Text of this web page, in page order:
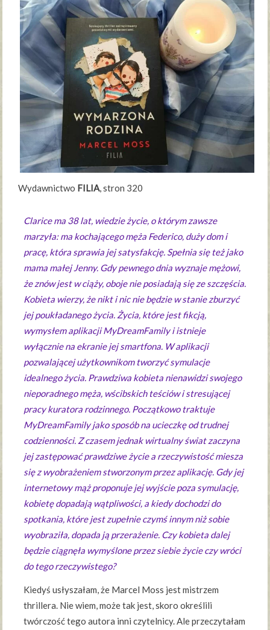
Wydawnictwo FILIA, stron 320
Clarice ma 38 lat, wiedzie życie, o którym zawsze
marzyła: ma kochającego męża Federico, duży dom i
pracę, która sprawia jej satysfakcję. Spełnia się też jako
mama małej Jenny. Gdy pewnego dnia wyznaje mężowi,
że znów jest w ciąży, oboje nie posiadają się ze szczęścia.
Kobieta wierzy, że nikt i nic nie będzie w stanie zburzyć
jej poukładanego życia. Życia, które jest fikcją,
wymysłem aplikacji MyDreamFamily i istnieje
wyłącznie na ekranie jej smartfona. W aplikacji
pozwalającej użytkownikom tworzyć symulacje
idealnego życia. Prawdziwa kobieta nienawidzi swojego
nieporadnego męża, wścibskich teściów i stresującej
pracy kuratora rodzinnego. Początkowo traktuje
MyDreamFamily jako sposób na ucieczkę od trudnej
codzienności. Z czasem jednak wirtualny świat zaczyna
jej zastępować prawdziwe życie a rzeczywistość miesza
się z wyobrażeniem stworzonym przez aplikację. Gdy jej
internetowy mąż proponuje jej wyjście poza symulację,
kobietę dopadają wątpliwości, a kiedy dochodzi do
spotkania, które jest zupełnie czymś innym niż sobie
wyobraziła, dopada ją przerażenie. Czy kobieta dalej
będzie ciągnęła wymyślone przez siebie życie czy wróci
do tego rzeczywistego?
Kiedyś usłyszałam, że Marcel Moss jest mistrzem
thrillera. Nie wiem, może tak jest, skoro określili
twórczość tego autora inni czytelnicy. Ale przeczytałam